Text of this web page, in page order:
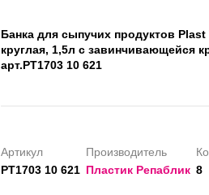
Банка для сыпучих продуктов Plast
круглая, 1,5л с завинчивающейся
арт.PT1703 10 621
Артикул
PT1703 10 621
Производитель
Пластик Репаблик 8